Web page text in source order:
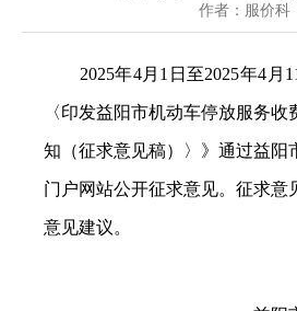
作者：服价科
2025年4月1日至2025年4月
〈印发益阳市机动车停放服务
知（征求意见稿）〉》通过益阳
门户网站公开征求意见。征求意
意见建议。